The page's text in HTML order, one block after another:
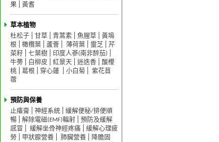
果
黃耆
草本植物
杜松子
甘草 青蒿素 魚腥草
黃塢
根
橄欖葉 蘆薈 薄荷葉 靈芝
芹
菜籽
七葉樹
印度人蔘(南非醉茄)
牛蒡
白柳皮 紅景天 迷迭香
酸櫻
桃
葛根 穿心蓮 小白菊
紫花苜
蓿
預防與保養
止癢膏
神經系統
緩解便秘/排便順
暢
解除電磁(EMF)輻射
預防及緩解
感冒
緩解坐骨神經疼痛
緩解心理疲
勞
甲狀腺營養 肺臟營養
降膽固